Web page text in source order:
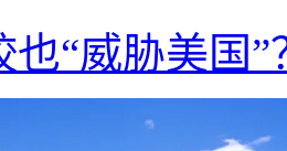
也“威胁美国”